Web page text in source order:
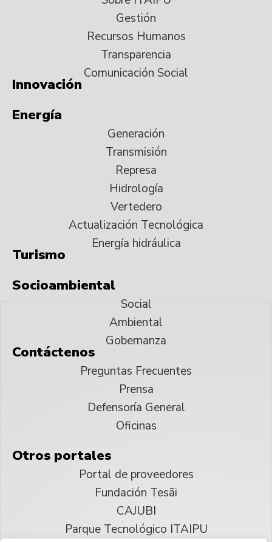
Gestión
Recursos Humanos
Transparencia
Comunicación Social
Innovación
Energía
Generación
Transmisión
Represa
Hidrología
Vertedero
Actualización Tecnológica
Energía hidráulica
Turismo
Socioambiental
Social
Ambiental
Gobernanza
Contáctenos
Preguntas Frecuentes
Prensa
Defensoría General
Oficinas
Otros portales
Portal de proveedores
Fundación Tesãi
CAJUBI
Parque Tecnológico ITAIPU